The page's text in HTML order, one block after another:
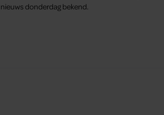
nieuws donderdag bekend.